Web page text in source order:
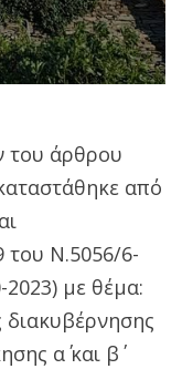
του άρθρου
από
Ν.5056/6-
2023) με θέμα:
α΄ και β΄